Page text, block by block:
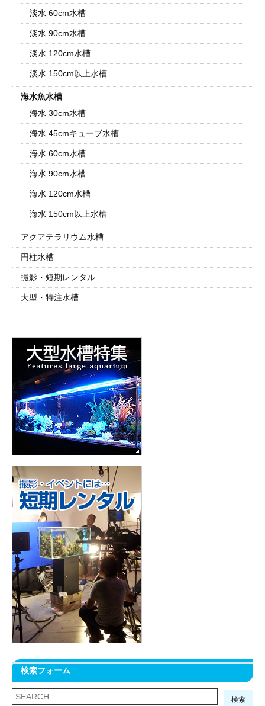
淡水 60cm水槽
淡水 90cm水槽
淡水 120cm水槽
淡水 150cm以上水槽
海水魚水槽
海水 30cm水槽
海水 45cmキューブ水槽
海水 60cm水槽
海水 90cm水槽
海水 120cm水槽
海水 150cm以上水槽
アクアテラリウム水槽
円柱水槽
撮影・短期レンタル
大型・特注水槽
検索フォーム
検索